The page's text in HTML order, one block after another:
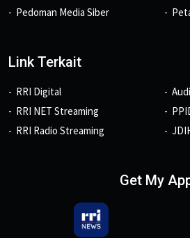
Pedoman Media Siber
Link Terkait
RRI Digital
RRI NET Streaming
RRI Radio Streaming
Get My